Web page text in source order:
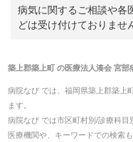
病気に関するご相談や各
どは受け付けておりませ
築上郡築上町 の医療法人湊会 宮部
病院なび では、 福岡県築上郡築上
ます。
病院なび では市区町村別/診療科
医療機関や、キーワードでの検索も